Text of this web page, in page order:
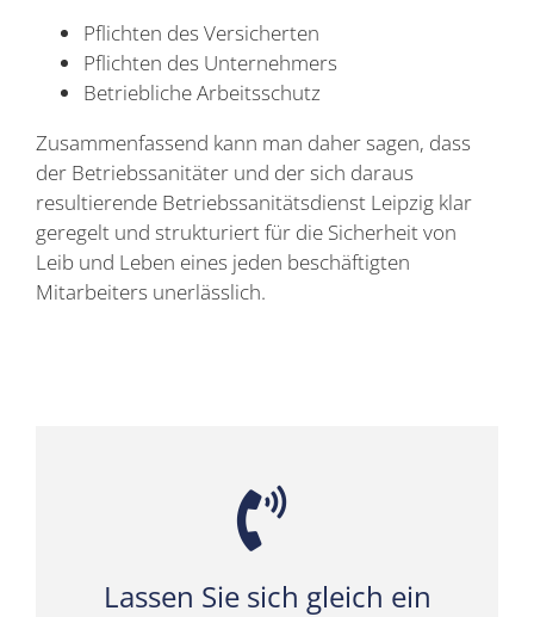
Pflichten des Versicherten
Pflichten des Unternehmers
Betriebliche Arbeitsschutz
Zusammenfassend kann man daher sagen, dass
der Betriebssanitäter und der sich daraus
resultierende Betriebssanitätsdienst Leipzig klar
geregelt und strukturiert für die Sicherheit von
Leib und Leben eines jeden beschäftigten
Mitarbeiters unerlässlich.
Lassen Sie sich gleich ein